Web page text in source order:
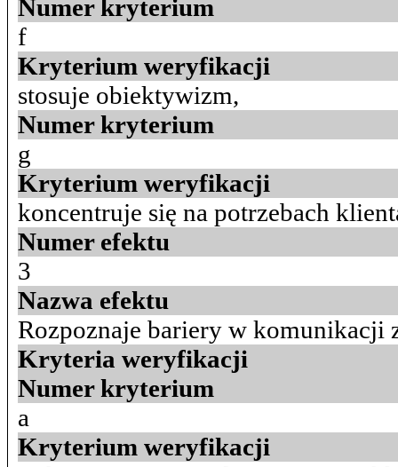
Numer kryterium
f
Kryterium weryfikacji
stosuje obiektywizm,
Numer kryterium
g
Kryterium weryfikacji
koncentruje się na potrzebach
Numer efektu
3
Nazwa efektu
Rozpoznaje bariery w
Kryteria weryfikacji
Numer kryterium
a
Kryterium weryfikacji